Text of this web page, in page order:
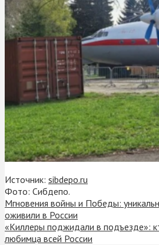
Источник: sibdepo.ru
Фото: Сибдепо.
Мгновения войны и Победы:
оживили в России
«Киллеры поджидали в подъезде»:
любимца всей России